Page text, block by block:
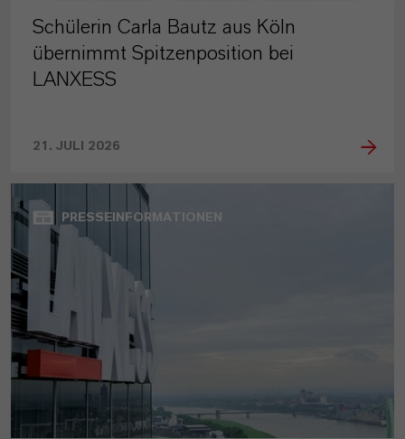
Schülerin Carla Bautz aus Köln
übernimmt Spitzenposition bei
LANXESS
21. JULI 2026
PRESSEINFORMATIONEN